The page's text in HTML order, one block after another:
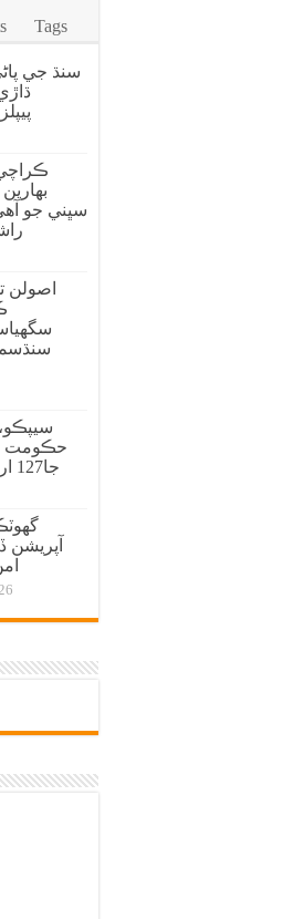
Tags
سنڌ جي
سڀني جو
حڪومت
جا127 ارب رپيا ٻڏي ويا؟
آپريشن